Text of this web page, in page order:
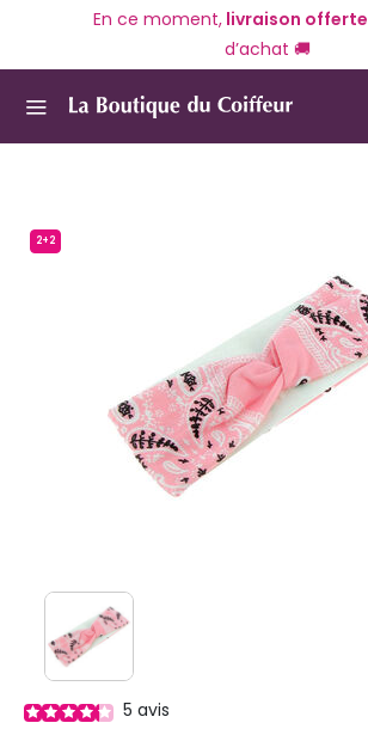
En ce moment,livraison offerte
d’achat 🚚
2+2
5 avis